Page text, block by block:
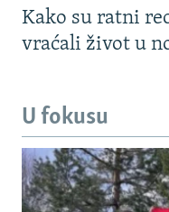
Kako su ratni
vraćali život u
U fokusu